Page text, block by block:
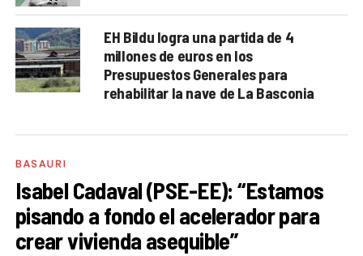
EH Bildu logra una partida de 4
millones de euros en los
Presupuestos Generales para
rehabilitar la nave de La Basconia
BASAURI
Isabel Cadaval (PSE-EE): “Estamos
pisando a fondo el acelerador para
crear vivienda asequible”